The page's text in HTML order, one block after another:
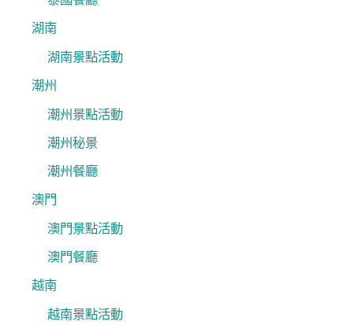
湖南
湖南景點活動
潮州
潮州景點活動
潮州秘景
潮州餐廳
澳門
澳門景點活動
澳門餐廳
越南
越南景點活動